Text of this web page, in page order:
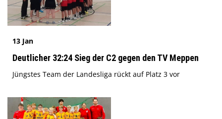
13 Jan
Deutlicher 32:24 Sieg der C2 gegen den TV Meppen
Jüngstes Team der Landesliga rückt auf Platz 3 vor